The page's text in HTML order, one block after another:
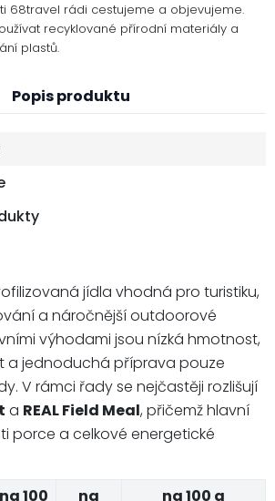
68travel rádi cestujeme a objevujeme.
recyklované přírodní materiály a
plastů.
Popis produktu
jídla vhodná pro turistiku,
a náročnější outdoorové
výhodami jsou nízká hmotnost,
a jednoduchá příprava pouze
V rámci řady se nejčastěji rozlišují
a REAL Field Meal, přičemž hlavní
porce a celkové energetické
na 100 na na 100 g